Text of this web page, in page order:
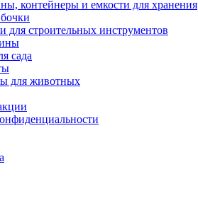
контейнеры и емкости для хранения
для строительных инструментов
сада
для животных